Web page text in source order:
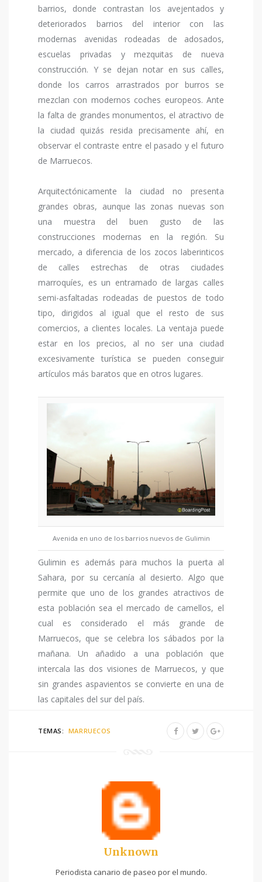
barrios, donde contrastan los avejentados y
deteriorados barrios del interior con las
modernas avenidas rodeadas de adosados,
escuelas privadas y mezquitas de nueva
construcción. Y se dejan notar en sus calles,
donde los carros arrastrados por burros se
mezclan con modernos coches europeos. Ante
la falta de grandes monumentos, el atractivo de
la ciudad quizás resida precisamente ahí, en
observar el contraste entre el pasado y el futuro
de Marruecos.
Arquitectónicamente la ciudad no presenta
grandes obras, aunque las zonas nuevas son
una muestra del buen gusto de las
construcciones modernas en la región. Su
mercado, a diferencia de los zocos laberinticos
de calles estrechas de otras ciudades
marroquíes, es un entramado de largas calles
semi-asfaltadas rodeadas de puestos de todo
tipo, dirigidos al igual que el resto de sus
comercios, a clientes locales. La ventaja puede
estar en los precios, al no ser una ciudad
excesivamente turística se pueden conseguir
artículos más baratos que en otros lugares.
Avenida en uno de los barrios nuevos de Gulimin
Gulimin es además para muchos la puerta al
Sahara, por su cercanía al desierto. Algo que
permite que uno de los grandes atractivos de
esta población sea el mercado de camellos, el
cual es considerado el más grande de
Marruecos, que se celebra los sábados por la
mañana. Un añadido a una población que
intercala las dos visiones de Marruecos, y que
sin grandes aspavientos se convierte en una de
las capitales del sur del país.
TEMAS: MARRUECOS
Unknown
Periodista canario de paseo por el mundo.